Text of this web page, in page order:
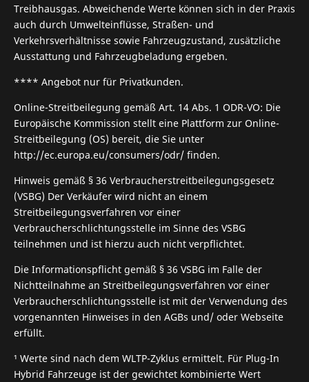
Treibhausgas. Abweichende Werte können sich in der Praxis
auch durch Umwelteinflüsse, Straßen- und
Verkehrsverhältnisse sowie Fahrzeugzustand, zusätzliche
Ausstattung und Fahrzeugbeladung ergeben.
**** Angebot nur für Privatkunden.
Online-Streitbeilegung gemäß Art. 14 Abs. 1 ODR-VO: Die
Europäische Kommission stellt eine Plattform zur Online-
Streitbeilegung (OS) bereit, die Sie unter
http://ec.europa.eu/consumers/odr/ finden.
Hinweis gemäß § 36 Verbraucherstreitbeilegungsgesetz
(VSBG) Der Verkäufer wird nicht an einem
Streitbeilegungsverfahren vor einer
Verbraucherschlichtungsstelle im Sinne des VSBG
teilnehmen und ist hierzu auch nicht verpflichtet.
Die Informationspflicht gemäß § 36 VSBG im Falle der
Nichtteilnahme an Streitbeilegungsverfahren vor einer
Verbraucherschlichtungsstelle ist mit der Verwendung des
vorgenannten Hinweises in den AGBs und/ oder Webseite
erfüllt.
¹ Werte sind nach dem WLTP-Zyklus ermittelt. Für Plug-In
Hybrid Fahrzeuge ist der gewichtet kombinierte Wert